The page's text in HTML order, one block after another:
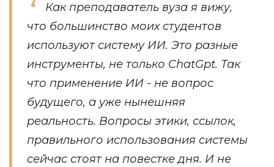
Как преподаватель вуза я вижу,
что большинство моих студентов
используют систему ИИ. Это разные
инструменты, не только ChatGpt. Так
что применение ИИ - не вопрос
будущего, а уже нынешняя
реальность. Вопросы этики, ссылок,
правильного использования системы
сейчас стоят на повестке дня. И не